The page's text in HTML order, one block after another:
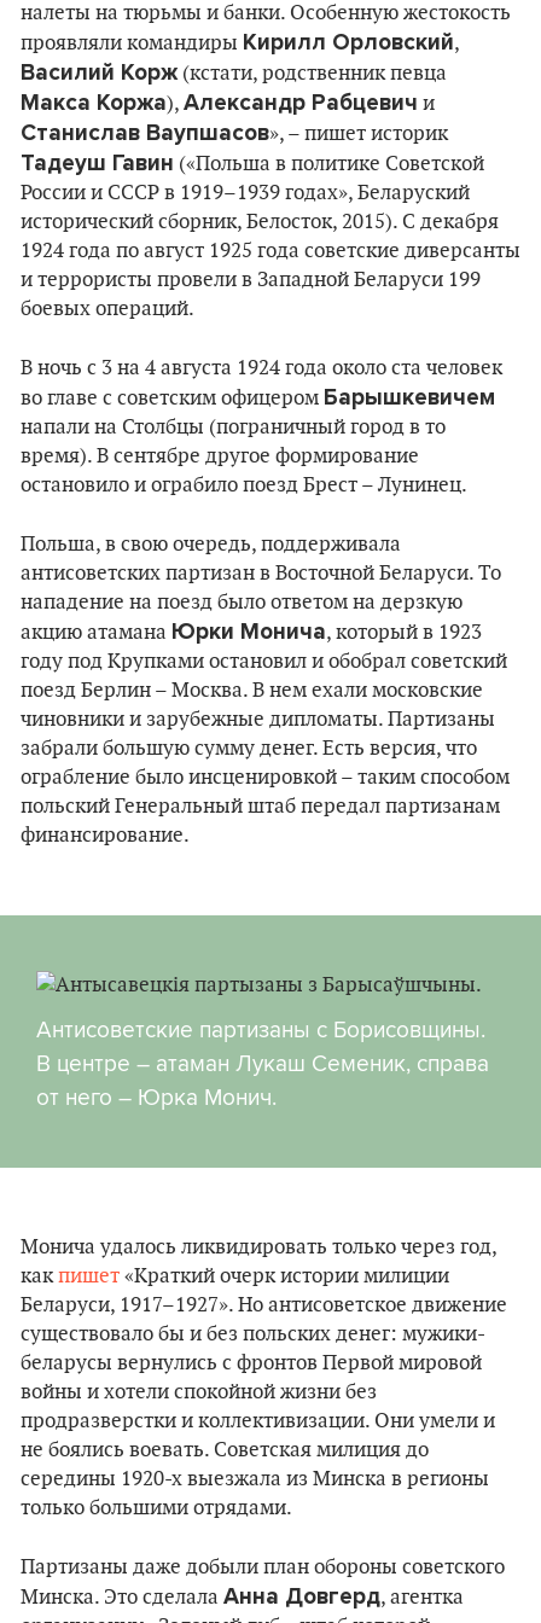
налеты на тюрьмы и банки. Особенную жестокость
проявляли командиры Кирилл Орловский,
Василий Корж(кстати, родственник певца
Макса Коржа), Александр Рабцевич и
Станислав Ваупшасов», – пишет историк
Тадеуш Гавин («Польша в политике Советской
России и СССР в 1919–1939 годах», Беларуский
исторический сборник, Белосток, 2015). С декабря
1924 года по август 1925 года советские диверсанты
и террористы провели в Западной Беларуси 199
боевых операций.
В ночь с 3 на 4 августа 1924 года около ста человек
во главе с советским офицером Барышкевичем
напали на Столбцы (пограничный город в то
время). В сентябре другое формирование
остановило и ограбило поезд Брест – Лунинец.
Польша, в свою очередь, поддерживала
антисоветских партизан в Восточной Беларуси. То
нападение на поезд было ответом на дерзкую
акцию атамана Юрки Монича, который в 1923
году под Крупками остановил и обобрал советский
поезд Берлин – Москва. В нем ехали московские
чиновники и зарубежные дипломаты. Партизаны
забрали большую сумму денег. Есть версия, что
ограбление было инсценировкой – таким способом
польский Генеральный штаб передал партизанам
финансирование.
Антисоветские партизаны с Борисовщины.
В центре – атаман Лукаш Семеник, справа
от него – Юрка Монич.
Монича удалось ликвидировать только через год,
какпишет «Краткий очерк истории милиции
Беларуси, 1917–1927». Но антисоветское движение
существовало бы и без польских денег: мужики-
беларусы вернулись с фронтов Первой мировой
войны и хотели спокойной жизни без
продразверстки и коллективизации. Они умели и
не боялись воевать. Советская милиция до
середины 1920-х выезжала из Минска в регионы
только большими отрядами.
Партизаны даже добыли план обороны советского
Минска. Это сделала Анна Довгерд, агентка